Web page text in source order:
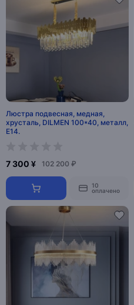
Люстра подвесная, медная,
хрусталь, DILMEN 100*40, металл,
Е14.
7 300 ¥ 102 200 ₽
10
оплачено